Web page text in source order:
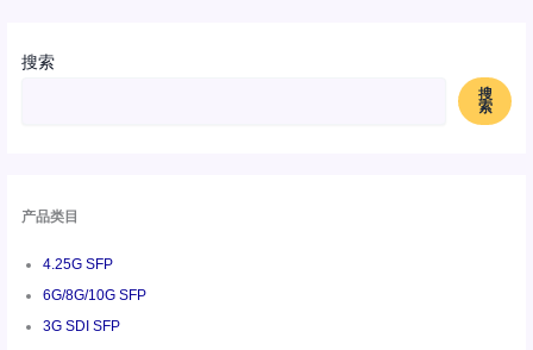
搜索
搜
索
产品类目
4.25G SFP
6G/8G/10G SFP
3G SDI SFP